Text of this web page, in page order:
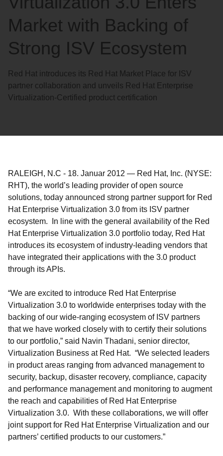
Market with Backing of
Strong ISV Ecosystem
Red Hat introduces its Red Hat Market Place for ISV
partner collaboration and unveils Red Hat Enterprise
Virtualization-Certified product certification
RALEIGH, N.C - 18. Januar 2012 — Red Hat, Inc. (NYSE:
RHT), the world’s leading provider of open source
solutions, today announced strong partner support for Red
Hat Enterprise Virtualization 3.0 from its ISV partner
ecosystem. In line with the general availability of the Red
Hat Enterprise Virtualization 3.0 portfolio today, Red Hat
introduces its ecosystem of industry-leading vendors that
have integrated their applications with the 3.0 product
through its APIs.
“We are excited to introduce Red Hat Enterprise
Virtualization 3.0 to worldwide enterprises today with the
backing of our wide-ranging ecosystem of ISV partners
that we have worked closely with to certify their solutions
to our portfolio,” said Navin Thadani, senior director,
Virtualization Business at Red Hat. “We selected leaders
in product areas ranging from advanced management to
security, backup, disaster recovery, compliance, capacity
and performance management and monitoring to augment
the reach and capabilities of Red Hat Enterprise
Virtualization 3.0. With these collaborations, we will offer
joint support for Red Hat Enterprise Virtualization and our
partners’ certified products to our customers.”